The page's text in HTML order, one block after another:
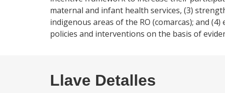
maternal and infant health services, (3)
indigenous areas of the RO (comarcas); and
policies and interventions on the basis of
Llave Detalles